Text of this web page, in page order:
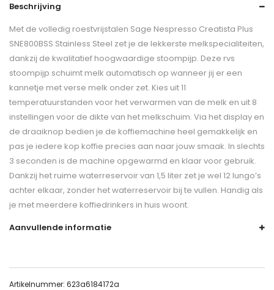
Beschrijving
Met de volledig roestvrijstalen Sage Nespresso Creatista Plus
SNE800BSS Stainless Steel zet je de lekkerste melkspecialiteiten,
dankzij de kwalitatief hoogwaardige stoompijp. Deze rvs
stoompijp schuimt melk automatisch op wanneer jij er een
kannetje met verse melk onder zet. Kies uit 11
temperatuurstanden voor het verwarmen van de melk en uit 8
instellingen voor de dikte van het melkschuim. Via het display en
de draaiknop bedien je de koffiemachine heel gemakkelijk en
pas je iedere kop koffie precies aan naar jouw smaak. In slechts
3 seconden is de machine opgewarmd en klaar voor gebruik.
Dankzij het ruime waterreservoir van 1,5 liter zet je wel 12 lungo’s
achter elkaar, zonder het waterreservoir bij te vullen. Handig als
je met meerdere koffiedrinkers in huis woont.
Aanvullende informatie
Artikelnummer: 623a6184172a